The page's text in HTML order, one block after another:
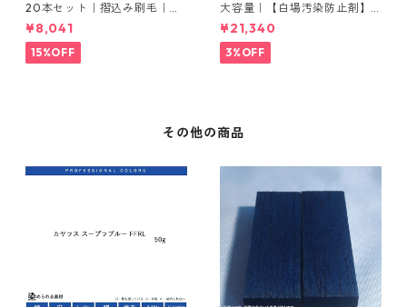
20本セット｜摺込み刷毛｜夏
毛（毛質が硬い）0.5分
¥8,041
15%OFF
大容量｜【白場汚染防止剤】
｜2kg×5本｜ホワイトクリー
ナＭ
¥21,340
3%OFF
その他の商品